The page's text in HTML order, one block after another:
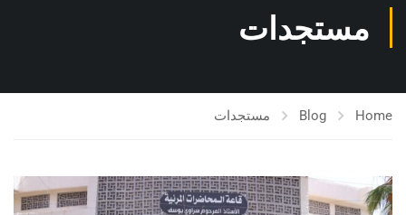
مستجدات
Home
Blog مستجدات